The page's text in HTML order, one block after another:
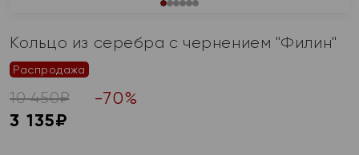
Кольцо из серебра с чернением "Филин"
Распродажа
10 450₽ -70%
3 135₽